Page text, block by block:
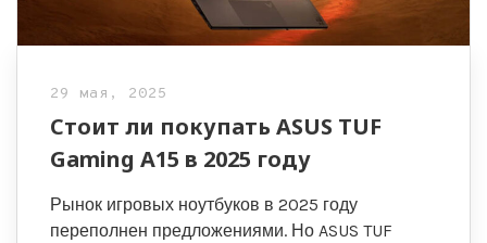
29 мая, 2025
Стоит ли покупать ASUS TUF
Gaming A15 в 2025 году
Рынок игровых ноутбуков в 2025 году
переполнен предложениями. Но ASUS TUF